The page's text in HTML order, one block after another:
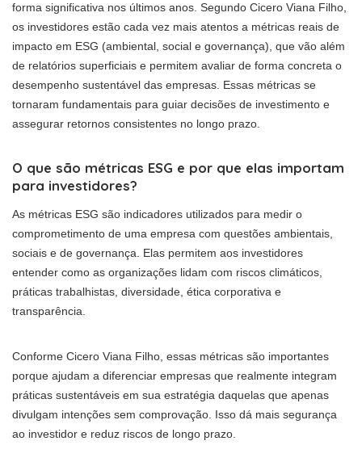
forma significativa nos últimos anos. Segundo Cicero Viana Filho,
os investidores estão cada vez mais atentos a métricas reais de
impacto em ESG (ambiental, social e governança), que vão além
de relatórios superficiais e permitem avaliar de forma concreta o
desempenho sustentável das empresas. Essas métricas se
tornaram fundamentais para guiar decisões de investimento e
assegurar retornos consistentes no longo prazo.
O que são métricas ESG e por que elas importam
para investidores?
As métricas ESG são indicadores utilizados para medir o
comprometimento de uma empresa com questões ambientais,
sociais e de governança. Elas permitem aos investidores
entender como as organizações lidam com riscos climáticos,
práticas trabalhistas, diversidade, ética corporativa e
transparência.
Conforme Cicero Viana Filho, essas métricas são importantes
porque ajudam a diferenciar empresas que realmente integram
práticas sustentáveis em sua estratégia daquelas que apenas
divulgam intenções sem comprovação. Isso dá mais segurança
ao investidor e reduz riscos de longo prazo.